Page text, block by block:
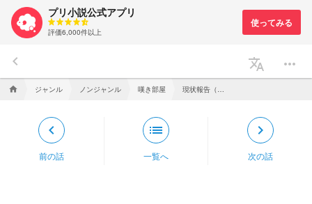
プリ小説公式アプリ
評価6,000件以上
keyboard_arrow_left translate more_horiz
home ジャンル ノンジャンル 嘆き部屋
keyboard_arrow_left
前の話
list
一覧へ
keyboard_arrow_right
次の話